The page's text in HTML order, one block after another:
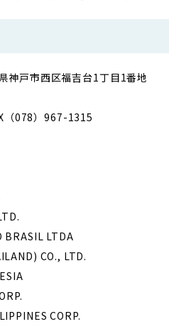
戸市西区福吉台1丁目1番地
078）967-1315
BRASIL LTDA
CO., LTD.
CORP.